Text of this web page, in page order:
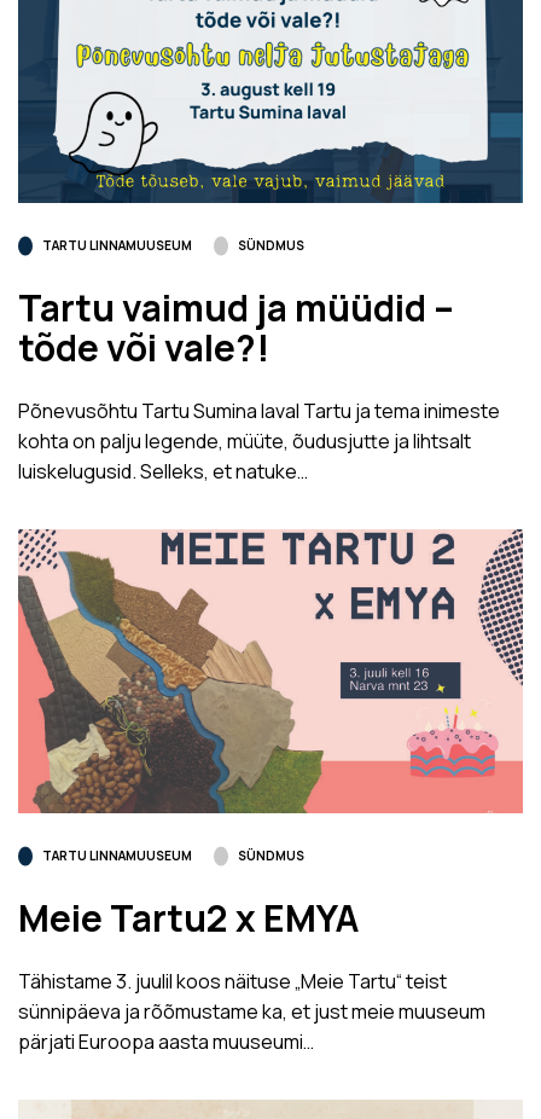
TARTU LINNAMUUSEUM SÜNDMUS
Tartu vaimud ja müüdid –
tõde või vale?!
Põnevusõhtu Tartu Sumina laval Tartu ja tema inimeste
kohta on palju legende, müüte, õudusjutte ja lihtsalt
luiskelugusid. Selleks, et natuke…
TARTU LINNAMUUSEUM SÜNDMUS
Meie Tartu2 x EMYA
Tähistame 3. juulil koos näituse „Meie Tartu“ teist
sünnipäeva ja rõõmustame ka, et just meie muuseum
pärjati Euroopa aasta muuseumi…